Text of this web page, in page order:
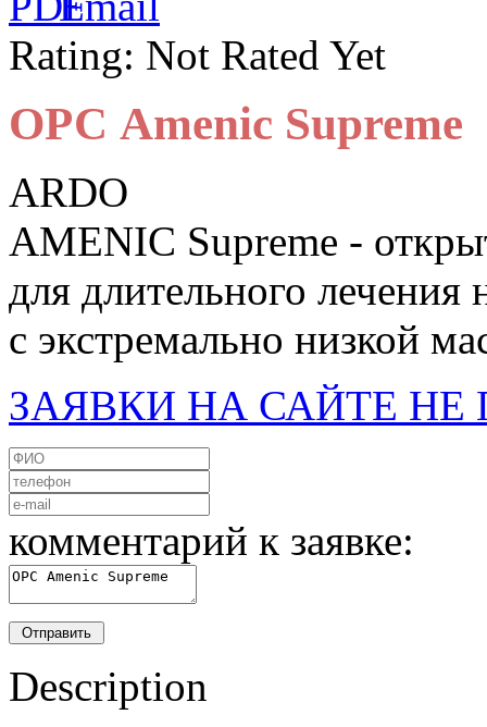
Rating: Not Rated Yet
ОРС Amenic Supreme
ARDO
AMENIC Supreme -
для длительного
с экстремально низкой
ЗАЯВКИ НА САЙТЕ
комментарий к заявке:
Description